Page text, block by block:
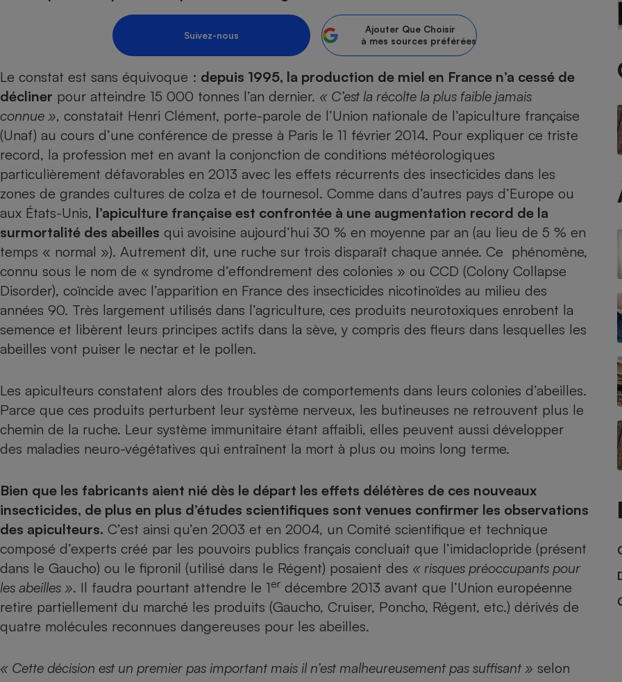
Suivez-nous
Ajouter Que Choisir
à mes sources préférées
Le constat est sans équivoque : depuis 1995, la production de miel en France n’a cessé de
décliner pour atteindre 15 000 tonnes l’an dernier. « C’est la récolte la plus faible jamais
connue », constatait Henri Clément, porte-parole de l’Union nationale de l’apiculture française
(Unaf) au cours d’une conférence de presse à Paris le 11 février 2014. Pour expliquer ce triste
record, la profession met en avant la conjonction de conditions météorologiques
particulièrement défavorables en 2013 avec les effets récurrents des insecticides dans les
zones de grandes cultures de colza et de tournesol. Comme dans d’autres pays d’Europe ou
aux États-Unis, l’apiculture française est confrontée à une augmentation record de la
surmortalité des abeilles qui avoisine aujourd’hui 30 % en moyenne par an (au lieu de 5 % en
temps « normal »). Autrement dit, une ruche sur trois disparaît chaque année. Ce phénomène,
connu sous le nom de « syndrome d’effondrement des colonies » ou CCD (Colony Collapse
Disorder), coïncide avec l’apparition en France des insecticides nicotinoïdes au milieu des
années 90. Très largement utilisés dans l’agriculture, ces produits neurotoxiques enrobent la
semence et libèrent leurs principes actifs dans la sève, y compris des fleurs dans lesquelles les
abeilles vont puiser le nectar et le pollen.
Les apiculteurs constatent alors des troubles de comportements dans leurs colonies d’abeilles.
Parce que ces produits perturbent leur système nerveux, les butineuses ne retrouvent plus le
chemin de la ruche. Leur système immunitaire étant affaibli, elles peuvent aussi développer
des maladies neuro-végétatives qui entraînent la mort à plus ou moins long terme.
Bien que les fabricants aient nié dès le départ les effets délétères de ces nouveaux
insecticides, de plus en plus d’études scientifiques sont venues confirmer les observations
des apiculteurs. C’est ainsi qu’en 2003 et en 2004, un Comité scientifique et technique
composé d’experts créé par les pouvoirs publics français concluait que l’imidaclopride (présent
dans le Gaucho) ou le fipronil (utilisé dans le Régent) posaient des « risques préoccupants pour
les abeilles ». Il faudra pourtant attendre le 1er décembre 2013 avant que l’Union européenne
retire partiellement du marché les produits (Gaucho, Cruiser, Poncho, Régent, etc.) dérivés de
quatre molécules reconnues dangereuses pour les abeilles.
« Cette décision est un premier pas important mais il n’est malheureusement pas suffisant » selon
Produit alimentaire
Sécurité - Hygiène
Supermarché - Drive
Circuits courts et
alimentation locale
Complément
alimentaire
Foie gras
Champagne - Comment choisir une
bouteille de champagne
Banque - Crédit
Epargne - Fiscalité
Mutuelle Banque en ligne
Assurance emprunteur Assurance vie
Banque en ligne
Carburant
Circulation routière
Contrôle technique - Réparation
Pièce détachée
Moto
Comparateur auto
Supermarché - Drive
Comparatif sèche-linge
Comparatif réfrigérateur-congélateur
Comparatif plaque à induction
Comparatif hotte aspirante
Comparatif climatiseur mobile
Comparatif aspirateur balai
Comparatif aspirateur traîneau
Comparatif cafetière automatique
Comparatif robot cuiseur
Comparatif centrale vapeur
Gros électroménager
Lave-linge Lave-vaisselle
Électricité - Gaz
Panneaux
photovoltaïques
Comparatif smartphone
Comparatif casque audio
Comparatif barre de son
Comparatif imprimante multifonction
Comparatif ordinateur portable
Comparatif ultrabook
Comparatif tablette tactile
Image et son
Informatique
Internet
Téléphonie
Téléviseur Ordinateur portable
Téléphone mobile -
Appareil photo
Crédit immobilier
Comparatif nettoyeur haute
pression
Comparatif tondeuse robot
Comparatif poêle à granulés
Comparatif radiateur électrique
Aménagement
Bricolage - Jardinage
Chauffage
Produit d'entretien
Sécurité domestique
Matelas Poêle à granulés
Radiateur électrique Électricité - Gaz
Comparateur mutuelle
Comparateur des devis d’opticiens
Hygiène - Beauté
Maladie - Médecine - Médicament
Système de santé - Complémentaire santé
Mutuelle Aide auditive
Antimoustique Crème solaire
Maison de retraite
Obsèques - Pompes
funèbres
Retraite
Puériculture - Produit
pour bébé
Choisir son pellet
Comparateur assurance emprunteur
Energie Moins Chère Ensemble
Tous les comparateurs
Toutes les cartes interactives
Speedtest - Testez le débit de votre
connexion Internet